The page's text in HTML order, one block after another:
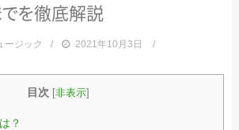
瞑想・集中
美容
自然
お問い合わせ
運営会社
でを徹底解説
ージック
2021年10月3日
目次 [非表示]
？